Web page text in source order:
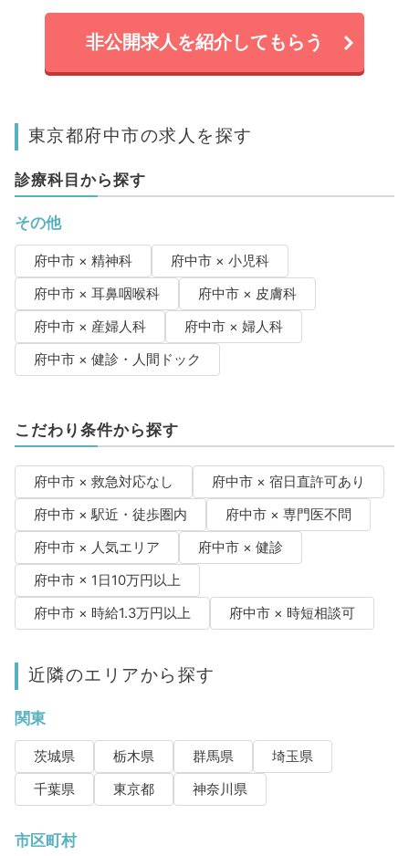
非公開求人を紹介してもらう
東京都府中市の求人を探す
診療科目から探す
その他
府中市 × 精神科
府中市 × 小児科
府中市 × 耳鼻咽喉科
府中市 × 皮膚科
府中市 × 産婦人科
府中市 × 婦人科
府中市 × 健診・人間ドック
こだわり条件から探す
府中市 × 救急対応なし
府中市 × 宿日直許可あり
府中市 × 駅近・徒歩圏内
府中市 × 専門医不問
府中市 × 人気エリア
府中市 × 健診
府中市 × 1日10万円以上
府中市 × 時給1.3万円以上
府中市 × 時短相談可
近隣のエリアから探す
関東
茨城県 栃木県 群馬県
埼玉県
千葉県
東京都 神奈川県
市区町村